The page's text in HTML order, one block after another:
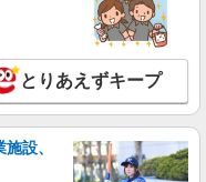
した場合、残業代を1分単
（大分県中津市昭和新田
詳細を見る
とりあえずキープ
設、